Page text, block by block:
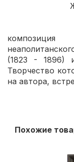
Жил и
(1823 - 1896)
Творчество
на автора,
Похожие